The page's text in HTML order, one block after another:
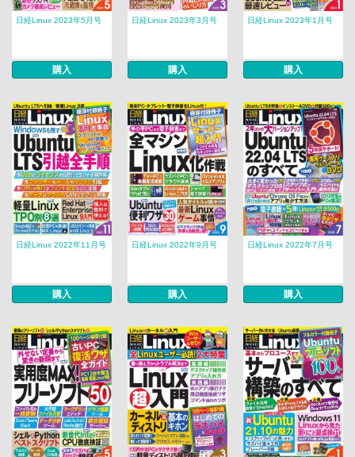
日経Linux 2023年5月号
購入
日経Linux 2023年3月号
購入
日経Linux 2023年1月号
購入
日経Linux 2022年11月号
購入
日経Linux 2022年9月号
購入
日経Linux 2022年7月号
購入